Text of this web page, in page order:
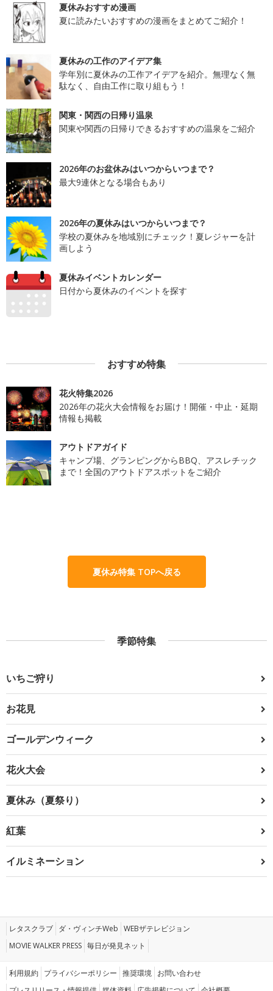
夏休みおすすめ漫画
夏に読みたいおすすめの漫画をまとめてご紹介！
夏休みの工作のアイデア集
学年別に夏休みの工作アイデアを紹介。無理なく無
駄なく、自由工作に取り組もう！
関東・関西の日帰り温泉
関東や関西の日帰りできるおすすめの温泉をご紹介
2026年のお盆休みはいつからいつまで？
最大9連休となる場合もあり
2026年の夏休みはいつからいつまで？
学校の夏休みを地域別にチェック！夏レジャーを計
画しよう
夏休みイベントカレンダー
日付から夏休みのイベントを探す
おすすめ特集
花火特集2026
2026年の花火大会情報をお届け！開催・中止・延期
情報も掲載
アウトドアガイド
キャンプ場、グランピングからBBQ、アスレチック
まで！全国のアウトドアスポットをご紹介
夏休み特集 TOPへ戻る
季節特集
いちご狩り
お花見
ゴールデンウィーク
花火大会
夏休み（夏祭り）
紅葉
イルミネーション
レタスクラブ ダ・ヴィンチWeb WEBザテレビジョン
MOVIE WALKER PRESS 毎日が発見ネット
利用規約 プライバシーポリシー 推奨環境 お問い合わせ